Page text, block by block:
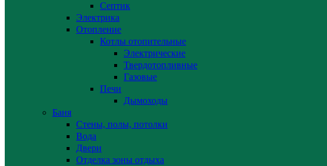
Септик
Электрика
Отопление
Котлы отопительные
Электрические
Твердотопливные
Газовые
Печи
Дымоходы
Баня
Стены, полы, потолки
Вода
Двери
Отделка зоны отдыха